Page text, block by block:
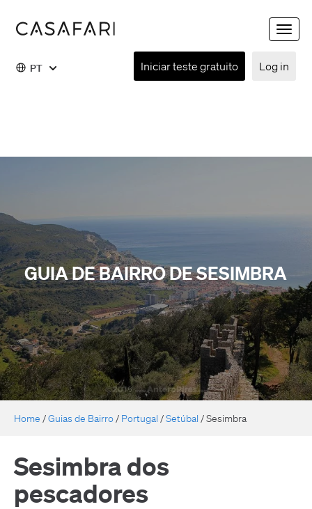
Toggle
PT Log in
Iniciar teste gratuito
GUIA DE BAIRRO DE SESIMBRA
Home /Guias de Bairro / Portugal /Setúbal /Sesimbra
Sesimbra dos
pescadores